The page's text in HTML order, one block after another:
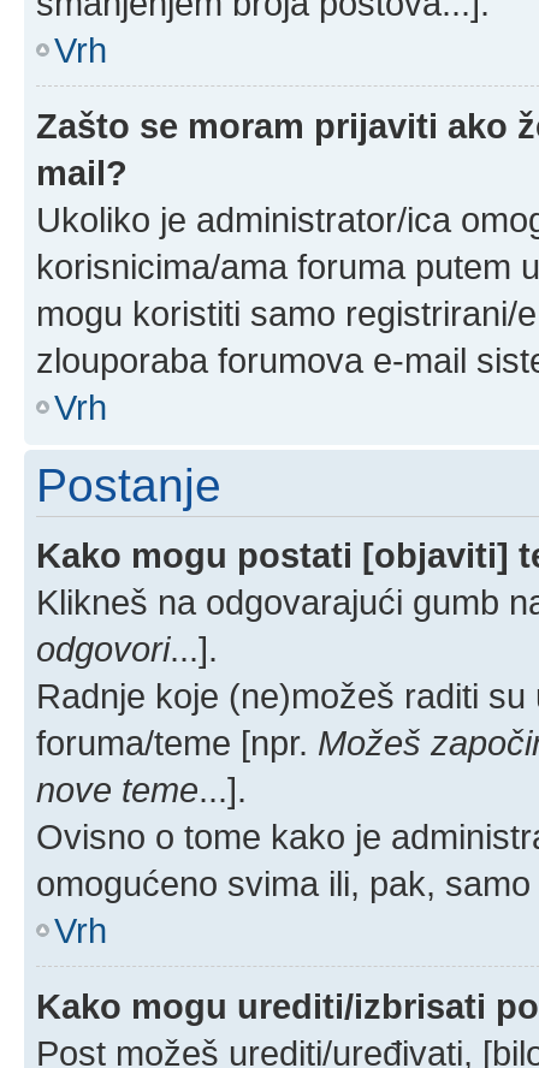
Vrh
Zašto se moram prijaviti ako
mail?
Ukoliko je administrator/ica
korisnicima/ama foruma putem
mogu koristiti samo registrirani/
zlouporaba forumova e-mail
Vrh
Postanje
Kako mogu postati [objaviti]
Klikneš na odgovarajući gumb
odgovori...].
Radnje koje (ne)možeš raditi
foruma/teme [npr. Možeš
nove teme...].
Ovisno o tome kako je
omogućeno svima ili, pak,
Vrh
Kako mogu urediti/izbrisati
Post možeš urediti/uređivati,